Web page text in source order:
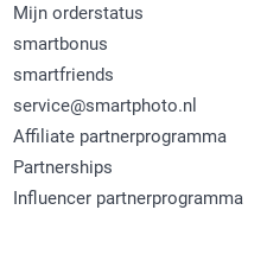
Mijn orderstatus
smartbonus
smartfriends
service@smartphoto.nl
Affiliate partnerprogramma
Partnerships
Influencer partnerprogramma